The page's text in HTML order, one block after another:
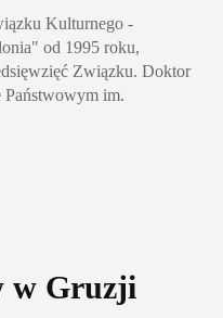
Kulturnego -
od 1995 roku,
Związku. Doktor
im.
w Gruzji